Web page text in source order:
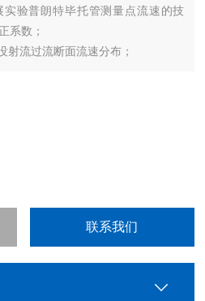
验普朗特毕托管测量点流速的技
系数；
流过流断面流速分布；
联系我们